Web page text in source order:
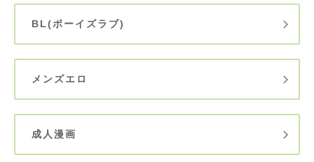
BL(ボーイズラブ)
メンズエロ
成人漫画